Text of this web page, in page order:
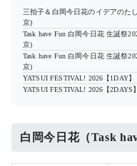
三拍子＆白岡今日花のイデアのた
京)
Task have Fun 白岡今日花 生誕祭
京)
Task have Fun 白岡今日花 生誕祭
京)
YATSUI FESTIVAL! 2026【1DAY】
YATSUI FESTIVAL! 2026【2DAYS】
白岡今日花（Task